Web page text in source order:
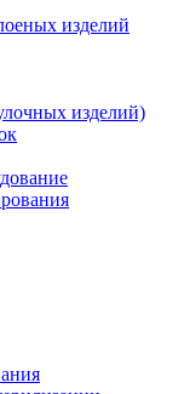
изделий
изделий)